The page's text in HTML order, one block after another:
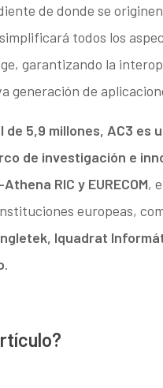
de donde se
todos los
garantizando la
generación de
5,9 millones, AC3 es
de investigación e
RIC y EURECOM,
europeas,
Iquadrat
.